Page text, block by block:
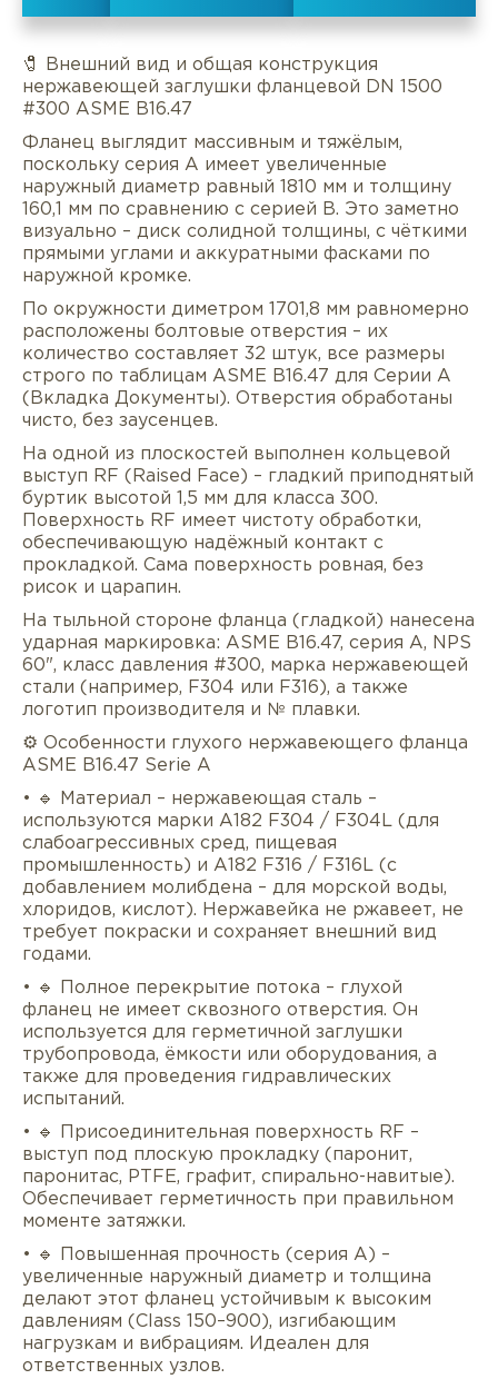
Описание Характеристики
Услуги Оплата/доставка
🧷 Внешний вид и общая конструкция
нержавеющей заглушки фланцевой DN 1500
#300 ASME B16.47
Фланец выглядит массивным и тяжёлым,
поскольку серия A имеет увеличенные
наружный диаметр равный 1810 мм и толщину
160,1 мм по сравнению с серией B. Это заметно
визуально – диск солидной толщины, с чёткими
прямыми углами и аккуратными фасками по
наружной кромке.
По окружности диметром 1701,8 мм равномерно
расположены болтовые отверстия – их
количество составляет 32 штук, все размеры
строго по таблицам ASME B16.47 для Серии A
(Вкладка Документы). Отверстия обработаны
чисто, без заусенцев.
На одной из плоскостей выполнен кольцевой
выступ RF (Raised Face) – гладкий приподнятый
буртик высотой 1,5 мм для класса 300.
Поверхность RF имеет чистоту обработки,
обеспечивающую надёжный контакт с
прокладкой. Сама поверхность ровная, без
рисок и царапин.
На тыльной стороне фланца (гладкой) нанесена
ударная маркировка: ASME B16.47, серия A, NPS
60", класс давления #300, марка нержавеющей
стали (например, F304 или F316), а также
логотип производителя и № плавки.
⚙️ Особенности глухого нержавеющего фланца
ASME B16.47 Serie A
• 🔹 Материал – нержавеющая сталь –
используются марки A182 F304 / F304L (для
слабоагрессивных сред, пищевая
промышленность) и A182 F316 / F316L (с
добавлением молибдена – для морской воды,
хлоридов, кислот). Нержавейка не ржавеет, не
требует покраски и сохраняет внешний вид
годами.
• 🔹 Полное перекрытие потока – глухой
фланец не имеет сквозного отверстия. Он
используется для герметичной заглушки
трубопровода, ёмкости или оборудования, а
также для проведения гидравлических
испытаний.
• 🔹 Присоединительная поверхность RF –
выступ под плоскую прокладку (паронит,
паронитас, PTFE, графит, спирально-навитые).
Обеспечивает герметичность при правильном
моменте затяжки.
• 🔹 Повышенная прочность (серия A) –
увеличенные наружный диаметр и толщина
делают этот фланец устойчивым к высоким
давлениям (Class 150–900), изгибающим
нагрузкам и вибрациям. Идеален для
ответственных узлов.